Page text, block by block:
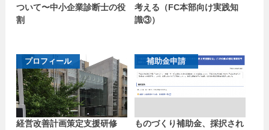
ついて〜中小企業診断士の役
割
考える（FC本部向け実践知
識③）
プロフィール
経営改善計画策定支援研修
補助金申請
ものづくり補助金、採択され